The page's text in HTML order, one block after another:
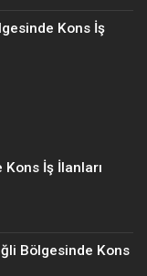
Kons İş
İş İlanları
Bölgesinde Kons